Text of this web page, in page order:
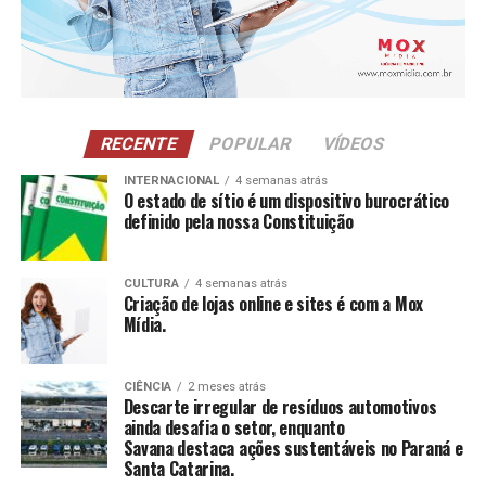
indivíduos em situação de vulnerabilidade.
CAE Mulher: Atendimento a mulheres em situação
de violência doméstica, oferecendo proteção
integral e apoio à autoestima.
NCI: Atividades para pessoas com 60 anos ou
mais, estimulando a construção e reconstrução de
suas histórias e vivências.
CCAS
: Ambiente de convivência para crianças e
adolescentes, abrangendo desde jogos até cultura
SAICA: Trabalho de cuidado, orientação e proteção
integral a crianças e adolescentes em situação de
CEIS
: Garantia de um ambiente seguro e desafiador
para o desenvolvimento infantil.
Conclusão
RECENTE POPULAR VÍDEOS
INTERNACIONAL 4 semanas atrás
O estado de sítio é um dispositivo burocrático
definido pela nossa Constituição
CULTURA 4 semanas atrás
Criação de lojas online e sites é com a Mox
Mídia.
CIÊNCIA 2 meses atrás
Descarte irregular de resíduos automotivos
ainda desafia o setor, enquanto
Savana destaca ações sustentáveis no Paraná e
Santa Catarina.